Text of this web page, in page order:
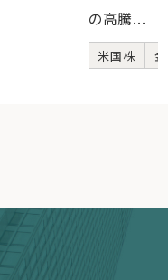
の高騰...
米国株 金